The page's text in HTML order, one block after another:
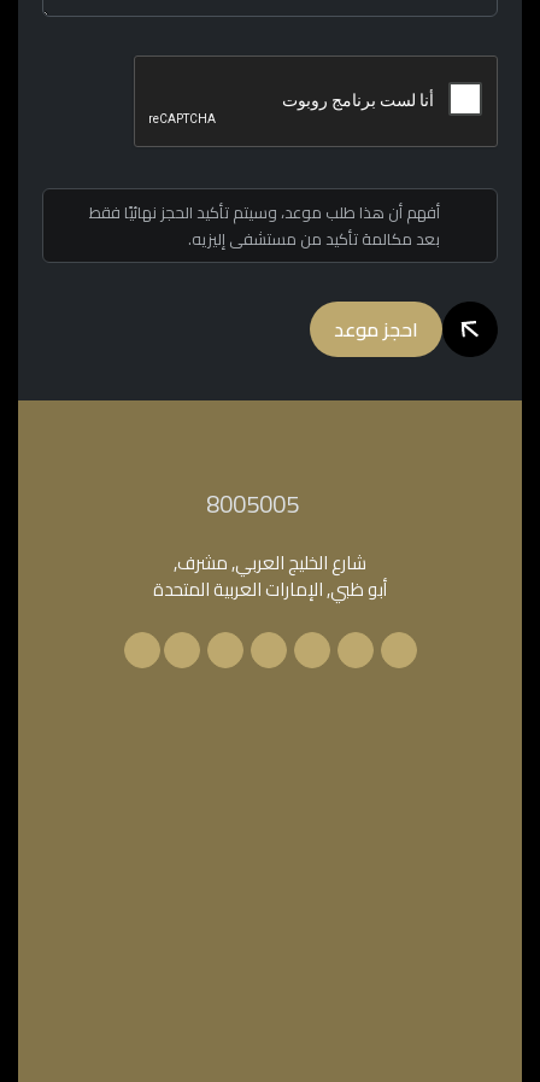
أفهم أن هذا طلب موعد، وسيتم تأكيد الحجز نهائيًا فقط
بعد مكالمة تأكيد من مستشفى إليزيه.
احجز موعد
شارع الخليج العربي, مشرف,
أبو ظبي, الإمارات العربية المتحدة